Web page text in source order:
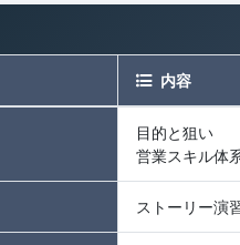
内容
目的と狙い
営業スキル体
ストーリー演